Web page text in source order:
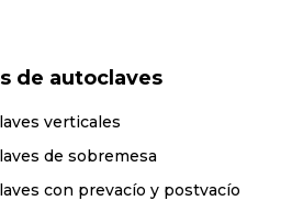
de autoclaves
verticales
de sobremesa
con prevacío y postvacío